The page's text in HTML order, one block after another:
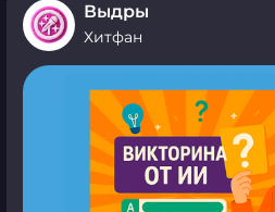
Выдры
Хитфан